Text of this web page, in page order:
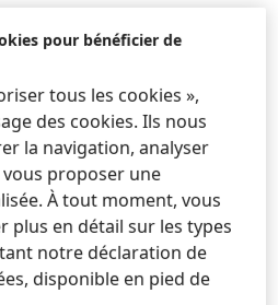
désinvestissements et des
Les acquisitions les
Life Industries et Vidal
été conclues plus rapidement
plus tôt à l’évolution des
: impact neutre
des ventes
négatif de l’ordre d’un
pour bénéficier de
tous les cookies »,
des cookies. Ils nous
la navigation, analyser
proposer une
À tout moment, vous
plus en détail sur les types
notre déclaration de
disponible en pied de